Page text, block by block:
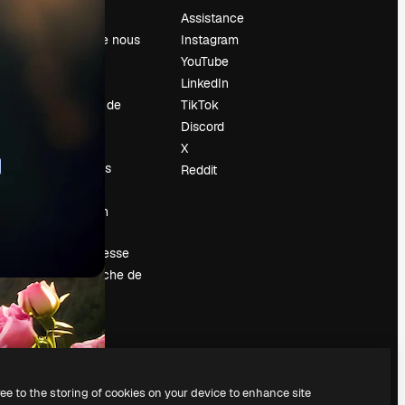
À propos de nous
Tendances de
Événements
Vendre mon
Salle de presse
À la recherche de
magnific.ai
Assistance
Instagram
YouTube
LinkedIn
TikTok
Discord
X
Reddit
to the storing of cookies on your device to enhance site